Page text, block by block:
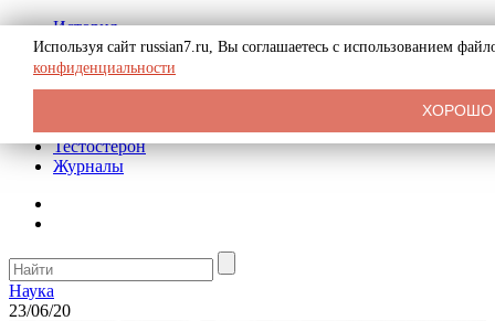
История
Биография
Криминал
Реклама на сайте
Тестостерон
Журналы
Наука
23/06/20
Используя сайт russian7.ru, Вы соглашаетесь с использованием
конфиденциальности
ХОРОШО